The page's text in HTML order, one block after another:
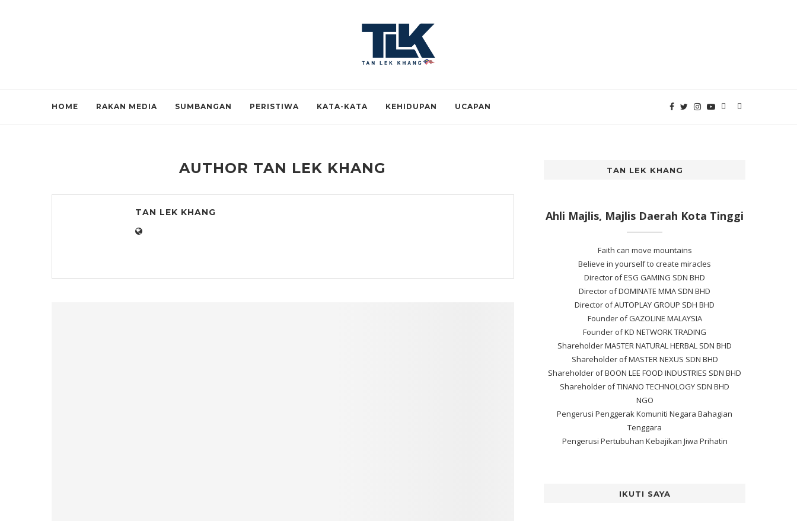
HOME RAKAN MEDIA SUMBANGAN PERISTIWA KATA-KATA KEHIDUPAN UCAPAN
AUTHOR TAN LEK KHANG
TAN LEK KHANG
TAN LEK KHANG
Ahli Majlis, Majlis Daerah Kota Tinggi
Faith can move mountains
Believe in yourself to create miracles
Director of ESG GAMING SDN BHD
Director of DOMINATE MMA SDN BHD
Director of AUTOPLAY GROUP SDH BHD
Founder of GAZOLINE MALAYSIA
Founder of KD NETWORK TRADING
Shareholder MASTER NATURAL HERBAL SDN BHD
Shareholder of MASTER NEXUS SDN BHD
Shareholder of BOON LEE FOOD INDUSTRIES SDN BHD
Shareholder of TINANO TECHNOLOGY SDN BHD
NGO
Pengerusi Penggerak Komuniti Negara Bahagian
Tenggara
Pengerusi Pertubuhan Kebajikan Jiwa Prihatin
IKUTI SAYA